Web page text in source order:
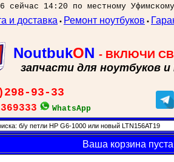
сейчас 14:20 по местному
и доставка • Ремонт ноутбуков •
NoutbukON - ВКЛЮЧИ
запчасти для ноутбуков
93-33
WhatsApp
Ваша корзина пуста